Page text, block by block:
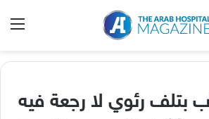
رئوي لا رجعة فيه